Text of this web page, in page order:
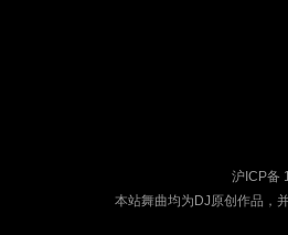
沪ICP备
本站舞曲均为DJ原创作品，